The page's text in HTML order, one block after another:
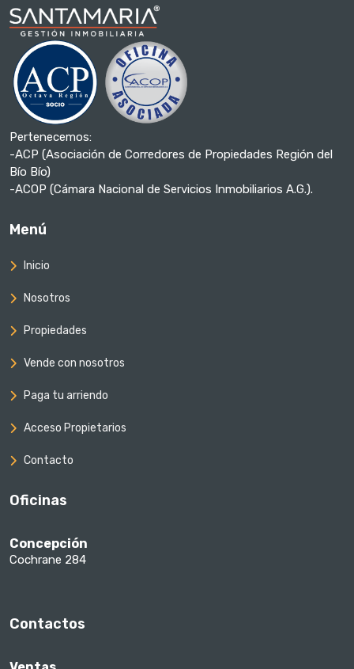
Pertenecemos:
-ACP (Asociación de Corredores de Propiedades Región del
Bío Bío)
-ACOP (Cámara Nacional de Servicios Inmobiliarios A.G.).
Menú
Inicio
Nosotros
Propiedades
Vende con nosotros
Paga tu arriendo
Acceso Propietarios
Contacto
Oficinas
Concepción
Cochrane 284
Contactos